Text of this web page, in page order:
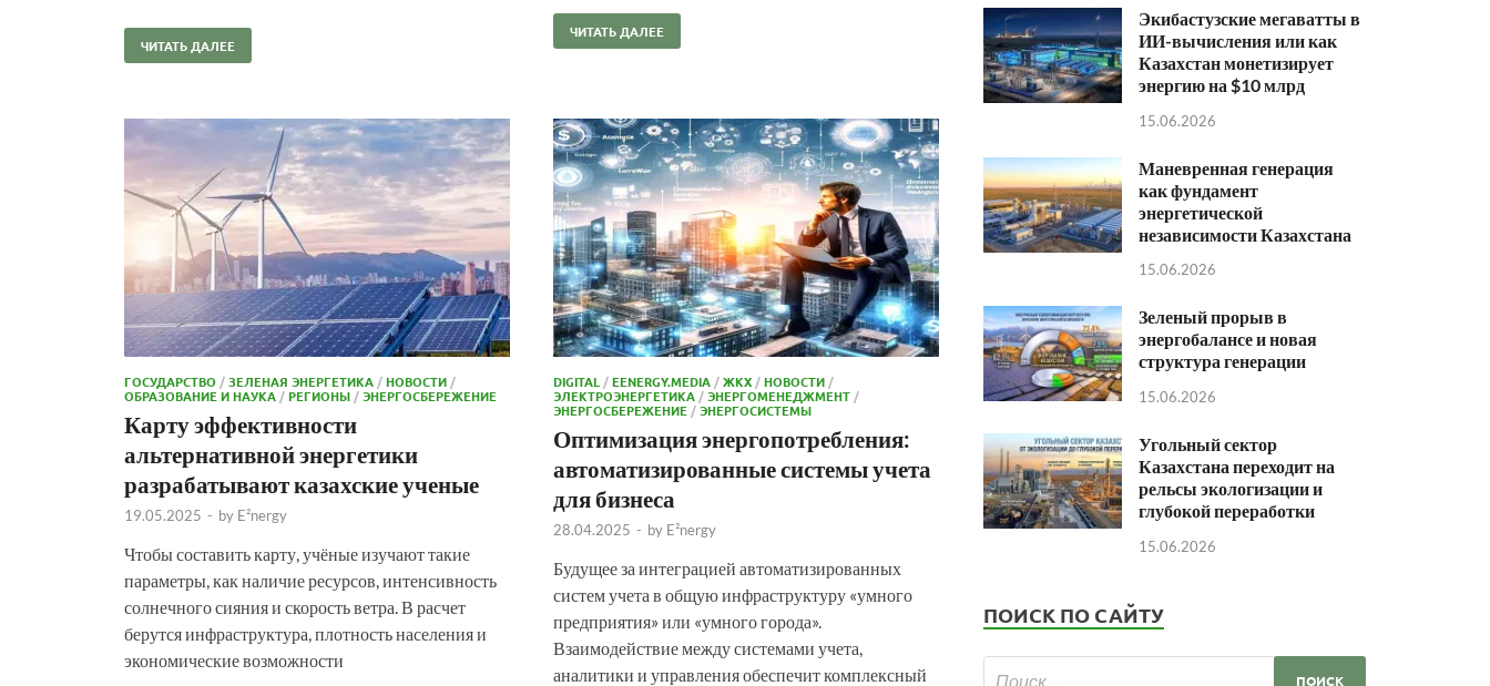
ЧИТАТЬ ДАЛЕЕ
ЧИТАТЬ ДАЛЕЕ
ГОСУДАРСТВО /ЗЕЛЕНАЯ ЭНЕРГЕТИКА /НОВОСТИ /
ОБРАЗОВАНИЕ И НАУКА /РЕГИОНЫ /ЭНЕРГОСБЕРЕЖЕНИЕ
Карту эффективности
альтернативной энергетики
разрабатывают казахские ученые
19.05.2025 - by E²nergy
Чтобы составить карту, учёные изучают такие
параметры, как наличие ресурсов, интенсивность
солнечного сияния и скорость ветра. В расчет
берутся инфраструктура, плотность населения и
экономические возможности
DIGITAL /EENERGY.MEDIA /ЖКХ /НОВОСТИ /
ЭЛЕКТРОЭНЕРГЕТИКА /ЭНЕРГОМЕНЕДЖМЕНТ /
ЭНЕРГОСБЕРЕЖЕНИЕ /ЭНЕРГОСИСТЕМЫ
Оптимизация энергопотребления:
автоматизированные системы учета
для бизнеса
28.04.2025 - by E²nergy
Будущее за интеграцией автоматизированных
систем учета в общую инфраструктуру «умного
предприятия» или «умного города».
Взаимодействие между системами учета,
аналитики и управления обеспечит комплексный
Экибастузские мегаватты в
ИИ-вычисления или как
Казахстан монетизирует
энергию на $10 млрд
15.06.2026
Маневренная генерация
как фундамент
энергетической
независимости Казахстана
15.06.2026
Зеленый прорыв в
энергобалансе и новая
структура генерации
15.06.2026
Угольный сектор
Казахстана переходит на
рельсы экологизации и
глубокой переработки
15.06.2026
ПОИСК ПО САЙТУ